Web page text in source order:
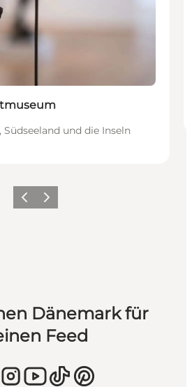
und die Inseln
ZurückWeiter
Dänemark für
Feed